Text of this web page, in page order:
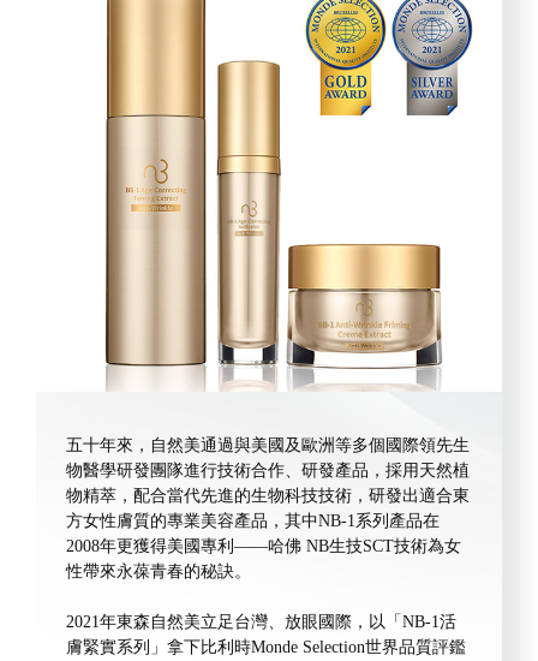
五十年來，自然美通過與美國及歐洲等多個國際領先生
物醫學研發團隊進行技術合作、研發產品，採用天然植
物精萃，配合當代先進的生物科技技術，研發出適合東
方女性膚質的專業美容產品，其中NB-1系列產品在
2008年更獲得美國專利——哈佛 NB生技SCT技術為女
性帶來永葆青春的秘訣。
2021年東森自然美立足台灣、放眼國際，以「NB-1活
膚緊實系列」拿下比利時Monde Selection世界品質評鑑